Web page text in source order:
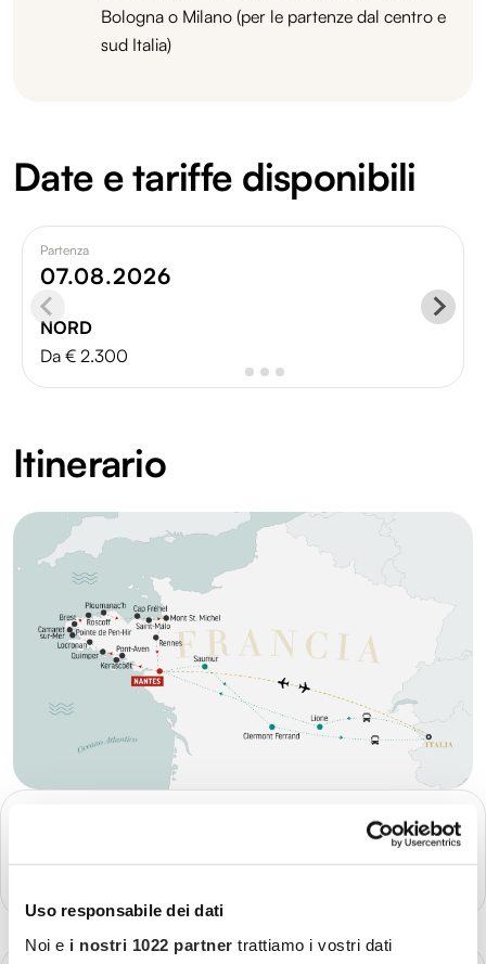
Uso responsabile dei dati
Noi e i nostri 1022 partner trattiamo i vostri dati
Bologna o Milano (per le partenze dal centro e
sud Italia)
Date e tariffe disponibili
Partenza
07.08.2026
NORD
Da € 2.300
Itinerario